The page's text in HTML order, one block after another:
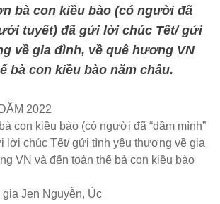
bà con kiều bào (có người đã
tuyết) đã gửi lời chúc Tết/ gửi
về gia đình, về quê hương VN
bà con kiều bào năm châu.
2022
con kiều bào (có người đã “dầm mình”
lời chúc Tết/ gửi tình yêu thương về gia
VN và đến toàn thể bà con kiều bào
Jen Nguyễn, Úc